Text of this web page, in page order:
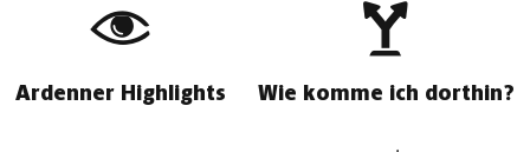
Ardenner Highlights Wie komme ich dorthin?